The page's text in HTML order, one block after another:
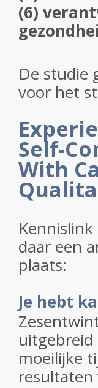
(6)
De studie
voor het
Self-
With
daar een
plaats:
Je hebt
uitgebreid
moeilijke
resultaten